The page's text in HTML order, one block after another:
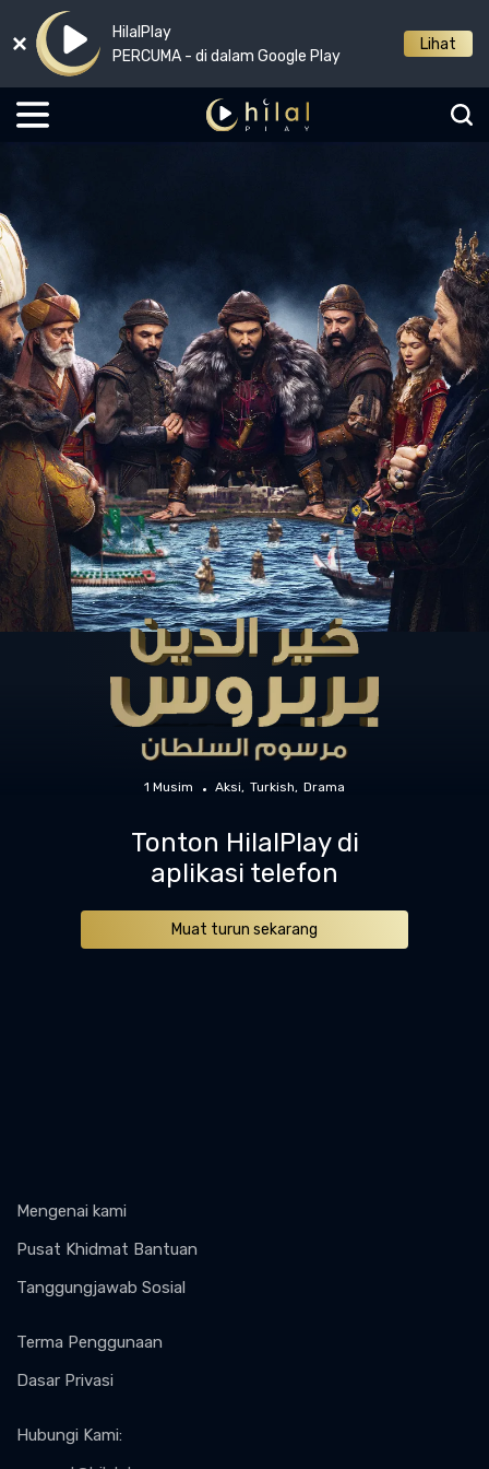
HilalPlay
PERCUMA - di dalam Google Play
Lihat
1 Musim Aksi Turkish Drama
Tonton HilalPlay di
aplikasi telefon
Muat turun sekarang
Mengenai kami
Pusat Khidmat Bantuan
Tanggungjawab Sosial
Terma Penggunaan
Dasar Privasi
Hubungi Kami: